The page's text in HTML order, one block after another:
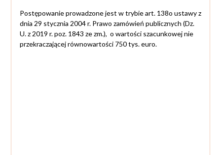
Postępowanie prowadzone jest w trybie art. 138o ustawy z
dnia 29 stycznia 2004 r. Prawo zamówień publicznych (Dz.
U. z 2019 r. poz. 1843 ze zm.), o wartości szacunkowej nie
przekraczającej równowartości 750 tys. euro.